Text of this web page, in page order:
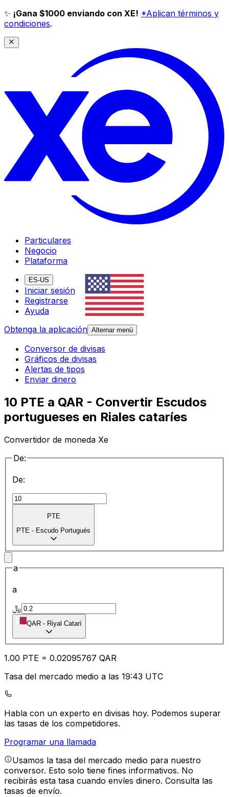
✨ ¡Gana $1000 enviando con XE! *Aplican términos y
condiciones.
Particulares
Negocio
Plataforma
ES-US
Iniciar sesión
Registrarse
Ayuda
Obtenga la aplicación Alternar menú
Conversor de divisas
Gráficos de divisas
Alertas de tipos
Enviar dinero
10 PTE a QAR - Convertir Escudos
portugueses en Riales cataríes
Convertidor de moneda Xe
De:
De:
PTE
PTE - Escudo Portugués
a
a
﷼
QAR - Riyal Catarí
1.00 PTE = 0.02095767 QAR
Tasa del mercado medio a las 19:43 UTC
Habla con un experto en divisas hoy. Podemos superar
las tasas de los competidores.
Programar una llamada
Usamos la tasa del mercado medio para nuestro
conversor. Esto solo tiene fines informativos. No
recibirás esta tasa cuando envíes dinero. Consulta las
tasas de envío.